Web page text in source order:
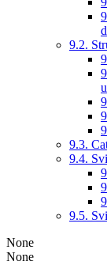
9.2.
9.3.
9.4.
9.5.
None
None